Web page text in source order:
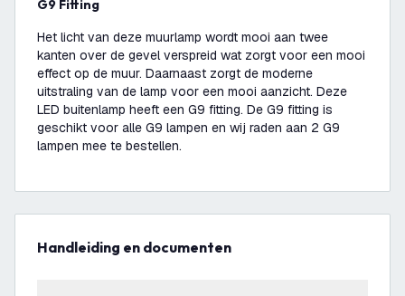
G9 Fitting
Het licht van deze muurlamp wordt mooi aan twee
kanten over de gevel verspreid wat zorgt voor een mooi
effect op de muur. Daarnaast zorgt de moderne
uitstraling van de lamp voor een mooi aanzicht. Deze
LED buitenlamp heeft een G9 fitting. De G9 fitting is
geschikt voor alle G9 lampen en wij raden aan 2 G9
lampen mee te bestellen.
Handleiding en documenten